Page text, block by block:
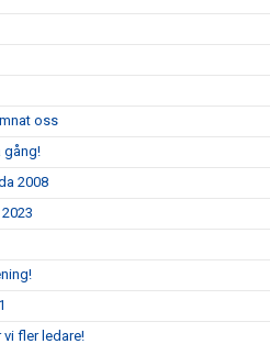
oss
gång!
2008
fler ledare!